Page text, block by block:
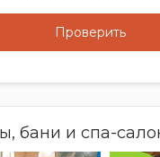
Проверить
бани и спа-